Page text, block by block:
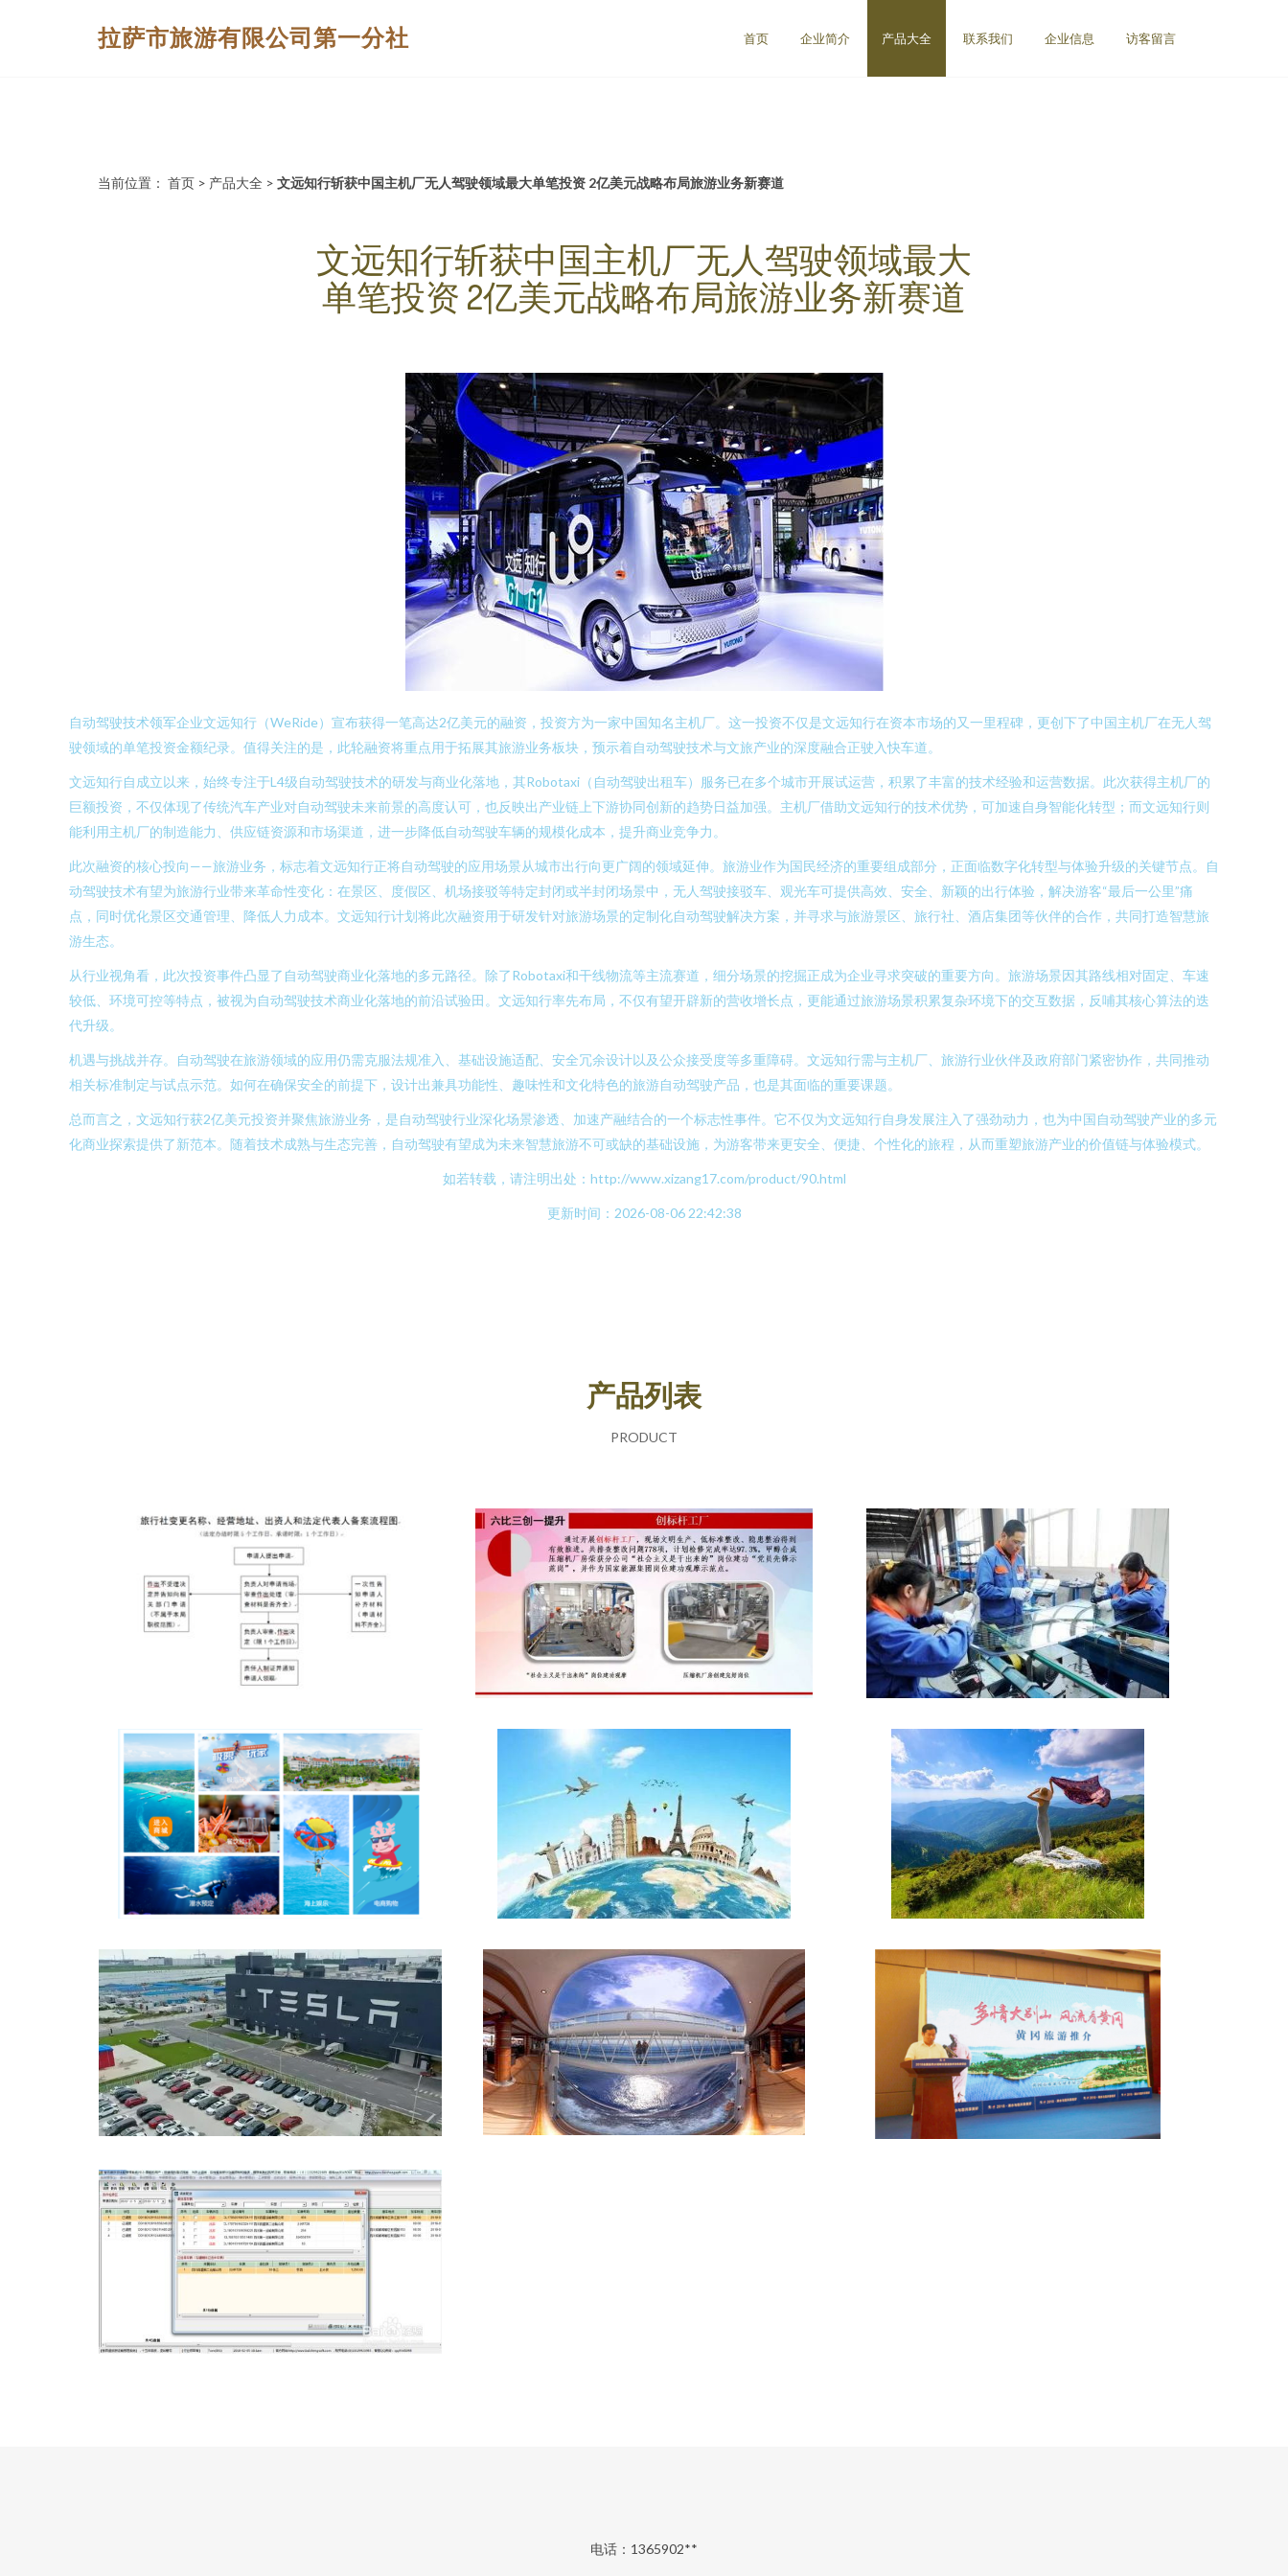
拉萨市旅游有限公司第一分社 首页 企业简介 产品大全 联系我们 企业信息 访客留言
当前位置： 首页 > 产品大全 > 文远知行斩获中国主机厂无人驾驶领域最大单笔投资 2亿美元战略布局旅游业务新赛道
文远知行斩获中国主机厂无人驾驶领域最大
单笔投资 2亿美元战略布局旅游业务新赛道
自动驾驶技术领军企业文远知行（WeRide）宣布获得一笔高达2亿美元的融资，投资方为一家中国知名主机厂。这一投资不仅是文远知行在资本市场的又一里程碑，更创下了中国主机厂在无人驾
驶领域的单笔投资金额纪录。值得关注的是，此轮融资将重点用于拓展其旅游业务板块，预示着自动驾驶技术与文旅产业的深度融合正驶入快车道。
文远知行自成立以来，始终专注于L4级自动驾驶技术的研发与商业化落地，其Robotaxi（自动驾驶出租车）服务已在多个城市开展试运营，积累了丰富的技术经验和运营数据。此次获得主机厂的
巨额投资，不仅体现了传统汽车产业对自动驾驶未来前景的高度认可，也反映出产业链上下游协同创新的趋势日益加强。主机厂借助文远知行的技术优势，可加速自身智能化转型；而文远知行则
能利用主机厂的制造能力、供应链资源和市场渠道，进一步降低自动驾驶车辆的规模化成本，提升商业竞争力。
此次融资的核心投向——旅游业务，标志着文远知行正将自动驾驶的应用场景从城市出行向更广阔的领域延伸。旅游业作为国民经济的重要组成部分，正面临数字化转型与体验升级的关键节点。自
动驾驶技术有望为旅游行业带来革命性变化：在景区、度假区、机场接驳等特定封闭或半封闭场景中，无人驾驶接驳车、观光车可提供高效、安全、新颖的出行体验，解决游客“最后一公里”痛
点，同时优化景区交通管理、降低人力成本。文远知行计划将此次融资用于研发针对旅游场景的定制化自动驾驶解决方案，并寻求与旅游景区、旅行社、酒店集团等伙伴的合作，共同打造智慧旅
游生态。
从行业视角看，此次投资事件凸显了自动驾驶商业化落地的多元路径。除了Robotaxi和干线物流等主流赛道，细分场景的挖掘正成为企业寻求突破的重要方向。旅游场景因其路线相对固定、车速
较低、环境可控等特点，被视为自动驾驶技术商业化落地的前沿试验田。文远知行率先布局，不仅有望开辟新的营收增长点，更能通过旅游场景积累复杂环境下的交互数据，反哺其核心算法的迭
代升级。
机遇与挑战并存。自动驾驶在旅游领域的应用仍需克服法规准入、基础设施适配、安全冗余设计以及公众接受度等多重障碍。文远知行需与主机厂、旅游行业伙伴及政府部门紧密协作，共同推动
相关标准制定与试点示范。如何在确保安全的前提下，设计出兼具功能性、趣味性和文化特色的旅游自动驾驶产品，也是其面临的重要课题。
总而言之，文远知行获2亿美元投资并聚焦旅游业务，是自动驾驶行业深化场景渗透、加速产融结合的一个标志性事件。它不仅为文远知行自身发展注入了强劲动力，也为中国自动驾驶产业的多元
化商业探索提供了新范本。随着技术成熟与生态完善，自动驾驶有望成为未来智慧旅游不可或缺的基础设施，为游客带来更安全、便捷、个性化的旅程，从而重塑旅游产业的价值链与体验模式。
如若转载，请注明出处：http://www.xizang17.com/product/90.html
更新时间：2026-08-06 22:42:38
产品列表
PRODUCT
电话：1365902**